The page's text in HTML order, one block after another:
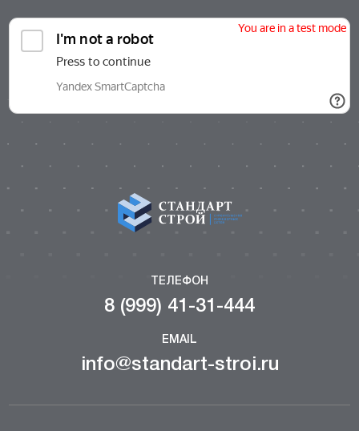
ТЕЛЕФОН
8 (999) 41-31-444
EMAIL
info@standart-stroi.ru